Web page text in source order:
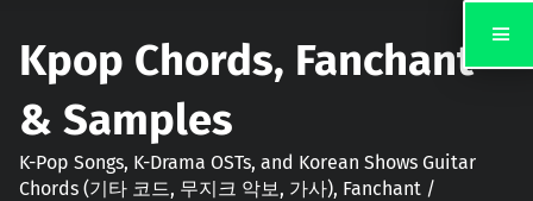
Kpop Chords, Fanchant
& Samples
K-Pop Songs, K-Drama OSTs, and Korean Shows Guitar
Chords (기타 코드, 무지크 악보, 가사), Fanchant /